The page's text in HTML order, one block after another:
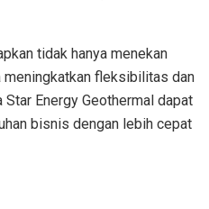
tidak hanya menekan
fleksibilitas dan
Energy Geothermal dapat
bisnis dengan lebih cepat